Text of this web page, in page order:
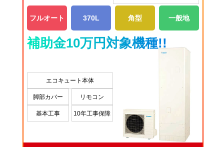
フルオート 370L 角型 一般地
補助金10万円対象機種!!
エコキュート本体
脚部カバー リモコン
基本工事 10年工事保障